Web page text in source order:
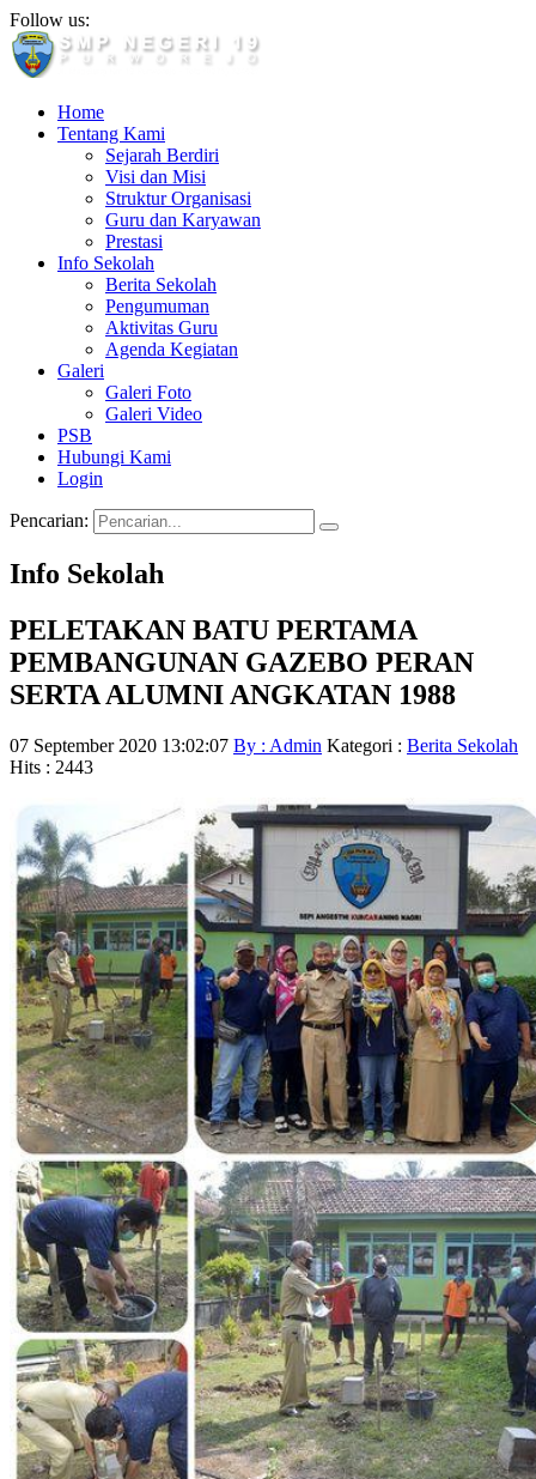
Follow us:
Home
Tentang Kami
Sejarah Berdiri
Visi dan Misi
Struktur Organisasi
Guru dan Karyawan
Prestasi
Info Sekolah
Berita Sekolah
Pengumuman
Aktivitas Guru
Agenda Kegiatan
Galeri
Galeri Foto
Galeri Video
PSB
Hubungi Kami
Login
Pencarian:
Info Sekolah
PELETAKAN BATU PERTAMA
PEMBANGUNAN GAZEBO PERAN
SERTA ALUMNI ANGKATAN 1988
07 September 2020 13:02:07 By : Admin Kategori : Berita Sekolah
Hits : 2443